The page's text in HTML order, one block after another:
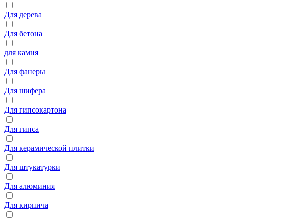
Для дерева
Для бетона
для камня
Для фанеры
Для шифера
Для гипсокартона
Для гипса
Для керамической плитки
Для штукатурки
Для алюминия
Для кирпича